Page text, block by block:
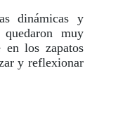
dinámicas y
muy
en los zapatos
y reflexionar